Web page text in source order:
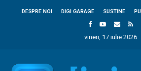
DESPRE NOI DIGI GARAGE SUSTINE
vineri, 17 iulie 2026